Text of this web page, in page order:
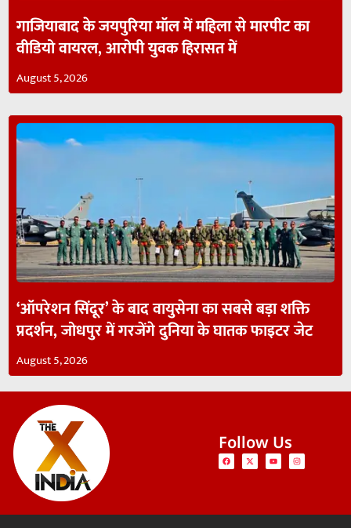
गाजियाबाद के जयपुरिया मॉल में महिला से मारपीट का
वीडियो वायरल, आरोपी युवक हिरासत में
August 5, 2026
‘ऑपरेशन सिंदूर’ के बाद वायुसेना का सबसे बड़ा शक्ति
प्रदर्शन, जोधपुर में गरजेंगे दुनिया के घातक फाइटर जेट
August 5, 2026
Follow Us